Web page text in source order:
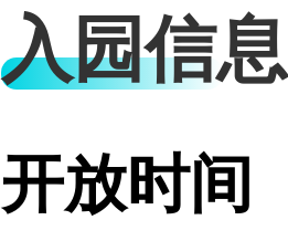
入园信息
开放时间